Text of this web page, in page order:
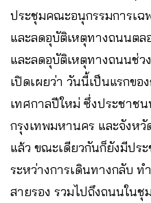
ประชุมคณะอนุกรรมการเ
และลดอุบัติเหตุทางถนนต
และลดอุบัติเหตุทางถนนช่ว
เปิดเผยว่า วันนี้เป็นแรกขอ
เทศกาลปีใหม่ ซึ่งประชาช
กรุงเทพมหานคร และจังหวั
แล้ว ขณะเดียวกันก็ยังมีปร
ระหว่างการเดินทางกลับ ท
สายรอง รวมไปถึงถนนใน